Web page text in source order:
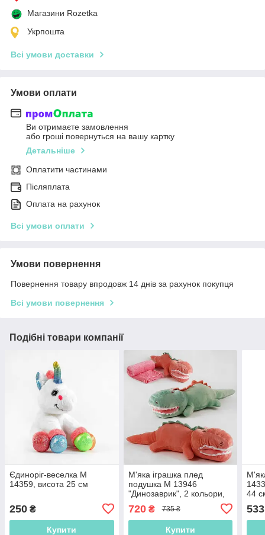
Магазини Rozetka
Укрпошта
Всі умови доставки
Умови оплати
Ви отримаєте замовлення
або гроші повернуться на вашу картку
Детальніше
Оплатити частинами
Післяплата
Оплата на рахунок
Всі умови оплати
Умови повернення
Повернення товару впродовж 14 днів за рахунок покупця
Всі умови повернення
Подібні товари компанії
Єдиноріг-веселка М
14359, висота 25 см
250 ₴
Купити
М'яка іграшка плед
подушка М 13946
"Динозаврик", 2 кольори,
розмір ковдри 178х100 см,
висота іграшки 15 см
720₴ 735 ₴
Купити
44
533